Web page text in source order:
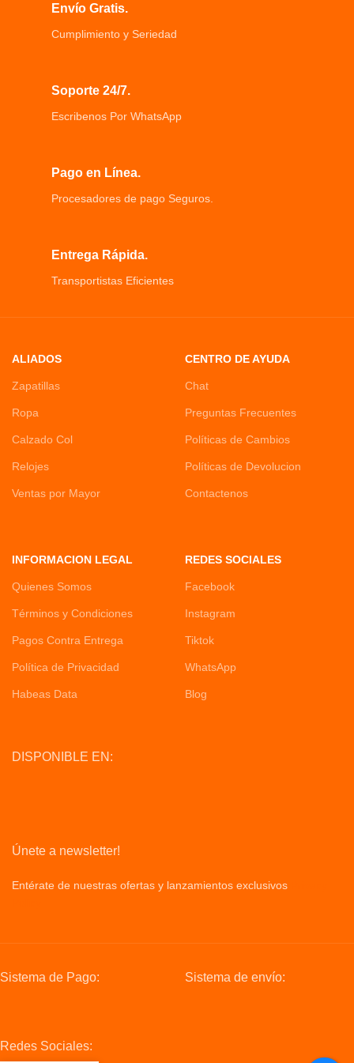
Envío Gratis.
Cumplimiento y Seriedad
Soporte 24/7.
Escribenos Por WhatsApp
Pago en Línea.
Procesadores de pago Seguros.
Entrega Rápida.
Transportistas Eficientes
ALIADOS
Zapatillas
Ropa
Calzado Col
Relojes
Ventas por Mayor
CENTRO DE AYUDA
Chat
Preguntas Frecuentes
Políticas de Cambios
Políticas de Devolucion
Contactenos
INFORMACION LEGAL
Quienes Somos
Términos y Condiciones
Pagos Contra Entrega
Política de Privacidad
Habeas Data
REDES SOCIALES
Facebook
Instagram
Tiktok
WhatsApp
Blog
DISPONIBLE EN:
Únete a newsletter!
Entérate de nuestras ofertas y lanzamientos exclusivos
Sistema de Pago: Sistema de envío:
Redes Sociales: